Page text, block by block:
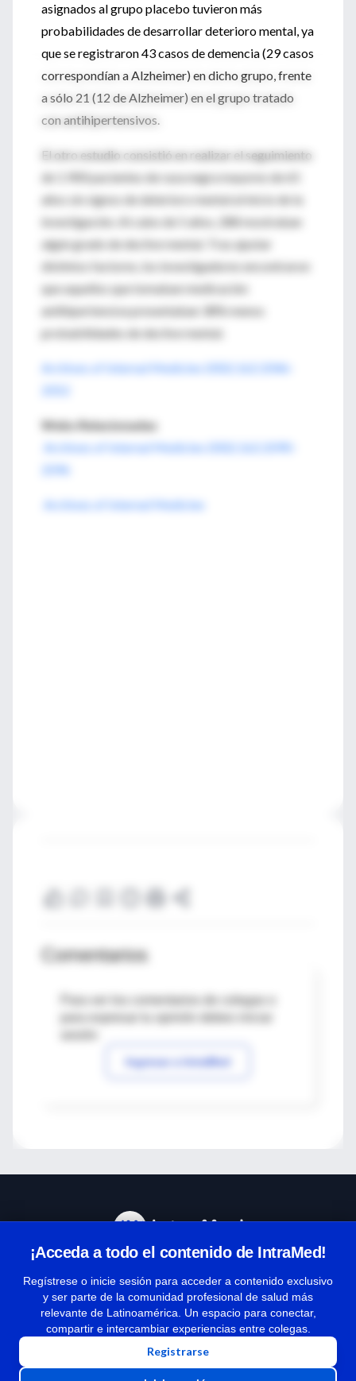
asignados al grupo placebo tuvieron más
probabilidades de desarrollar deterioro mental, ya
que se registraron 43 casos de demencia (29 casos
correspondían a Alzheimer) en dicho grupo, frente
a sólo 21 (12 de Alzheimer) en el grupo tratado
con antihipertensivos.
El otro estudio consistió en realizar el seguimiento
de 1.900 pacientes de raza negra mayores de 65
años sin signos de deterioro mental al inicio de la
investigación. Al cabo de 5 años, 288 mostraban
algún grado de declive mental. Tras ajustar
distintos factores, los investigadores encontraron
que aquellos que tomaban medicación
antihipertensiva presentaban 38% menos
probabilidades de declive mental.
Archives of Internal Medicine 2002;162:2046-
Webs Relacionadas
Archives of Internal Medicine 2002;162:2090-
2096
Archives of Internal Medicine
Comentarios
Para ver los comentarios de colegas o
Ingresar a IntraMed
¡Acceda a todo el contenido de IntraMed!
Regístrese o inicie sesión para acceder a contenido exclusivo
y ser parte de la comunidad profesional de salud más
relevante de Latinoamérica. Un espacio para conectar,
compartir e intercambiar experiencias entre colegas.
Registrarse
Términos y condiciones
| Políticas de privacidad
| Todos los derechos reservados | Copyright 1997-2026